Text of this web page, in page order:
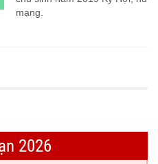
mạng.
2026